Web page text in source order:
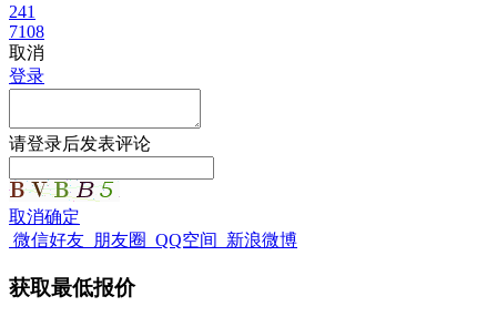
241
7108
取消
登录
请登录后发表评论
取消确定
微信好友 朋友圈 QQ空间 新浪微博
获取最低报价